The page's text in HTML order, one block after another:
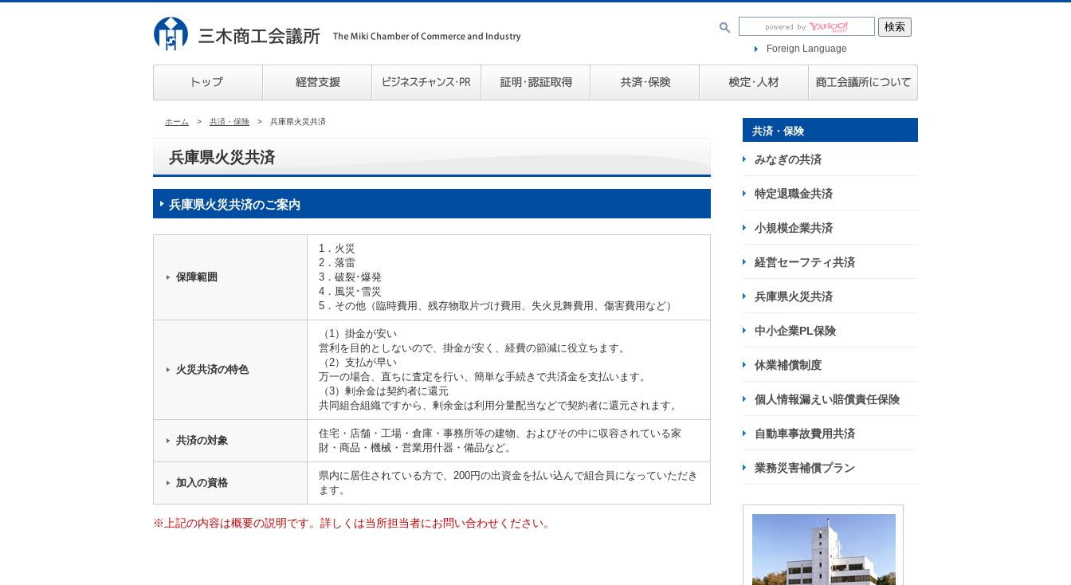
Foreign Language
ホーム > 共済・保険 > 兵庫県火災共済
兵庫県火災共済
兵庫県火災共済のご案内
保障範囲
1．火災
2．落雷
3．破裂･爆発
4．風災･雪災
5．その他（臨時費用、残存物取片づけ費用、失火見舞費用、傷害費用など）
火災共済の特色
（1）掛金が安い
営利を目的としないので、掛金が安く、経費の節減に役立ちます。
（2）支払が早い
万一の場合、直ちに査定を行い、簡単な手続きで共済金を支払います。
（3）剰余金は契約者に還元
共同組合組織ですから、剰余金は利用分量配当などで契約者に還元されます。
共済の対象
住宅・店舗・工場・倉庫・事務所等の建物、およびその中に収容されている家
財・商品・機械・営業用什器・備品など。
加入の資格
県内に居住されている方で、200円の出資金を払い込んで組合員になっていただき
ます。
※上記の内容は概要の説明です。詳しくは当所担当者にお問い合わせください。
共済・保険
みなぎの共済
特定退職金共済
小規模企業共済
経営セーフティ共済
兵庫県火災共済
中小企業PL保険
休業補償制度
個人情報漏えい賠償責任保険
自動車事故費用共済
業務災害補償プラン